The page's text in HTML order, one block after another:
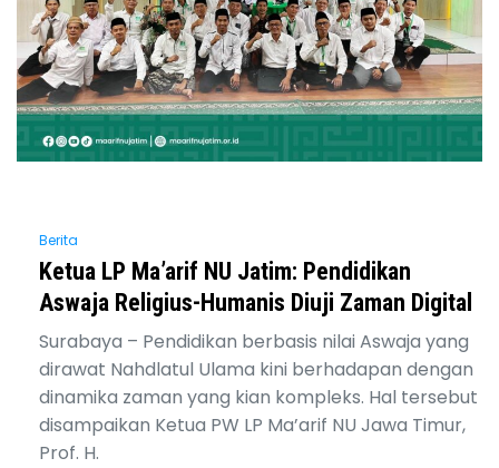
Berita
Ketua LP Ma’arif NU Jatim: Pendidikan
Aswaja Religius-Humanis Diuji Zaman Digital
Surabaya – Pendidikan berbasis nilai Aswaja yang
dirawat Nahdlatul Ulama kini berhadapan dengan
dinamika zaman yang kian kompleks. Hal tersebut
disampaikan Ketua PW LP Ma’arif NU Jawa Timur,
Prof. H.